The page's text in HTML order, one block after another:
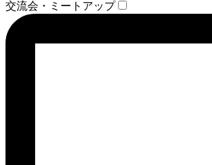
交流会・ミートアップ